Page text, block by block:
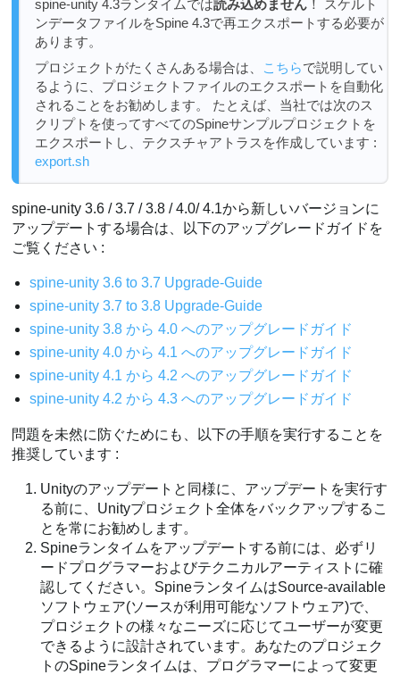
spine-unity 4.3ランタイムでは読み込めません！ スケルト
ンデータファイルをSpine 4.3で再エクスポートする必要が
あります。
プロジェクトがたくさんある場合は、
こちらで説明してい
るように、プロジェクトファイルのエクスポートを自動化
されることをお勧めします。 たとえば、当社では次のス
クリプトを使ってすべてのSpineサンプルプロジェクトを
エクスポートし、テクスチャアトラスを作成しています :
export.sh
spine-unity 3.6 / 3.7 / 3.8 / 4.0/ 4.1から新しいバージョンに
アップデートする場合は、以下のアップグレードガイドを
ご覧ください :
spine-unity 3.6 to 3.7 Upgrade-Guide
spine-unity 3.7 to 3.8 Upgrade-Guide
spine-unity 3.8 から 4.0 へのアップグレードガイド
spine-unity 4.0 から 4.1 へのアップグレードガイド
spine-unity 4.1 から 4.2 へのアップグレードガイド
spine-unity 4.2 から 4.3 へのアップグレードガイド
問題を未然に防ぐためにも、以下の手順を実行することを
推奨しています :
Unityのアップデートと同様に、アップデートを実行す
る前に、Unityプロジェクト全体をバックアップするこ
とを常にお勧めします。
Spineランタイムをアップデートする前には、必ずリ
ードプログラマーおよびテクニカルアーティストに確
認してください。SpineランタイムはSource-available
ソフトウェア(ソースが利用可能なソフトウェア)で、
プロジェクトの様々なニーズに応じてユーザーが変更
できるように設計されています。あなたのプロジェク
トのSpineランタイムは、プログラマーによって変更